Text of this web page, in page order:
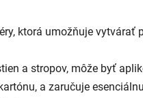
ktorá umožňuje vytvárať
a stropov, môže byť
a zaručuje